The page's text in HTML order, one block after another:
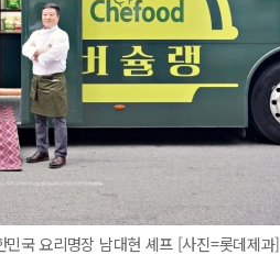
국 요리명장 남대현 셰프 [사진=롯데제과]